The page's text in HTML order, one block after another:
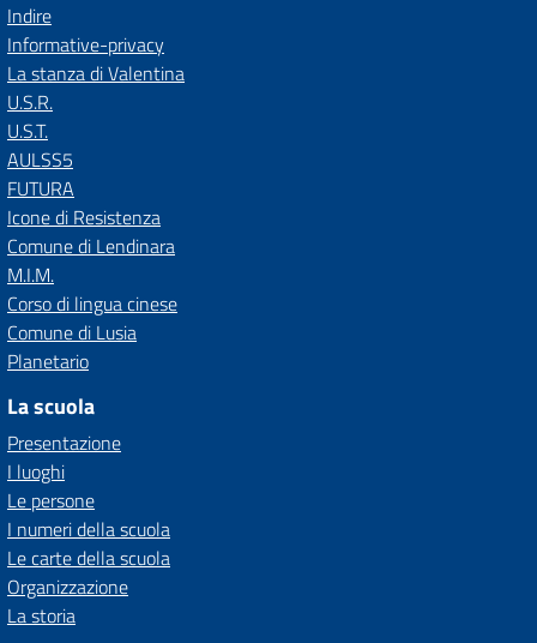
Indire
Informative-privacy
La stanza di Valentina
U.S.R.
U.S.T.
AULSS5
FUTURA
Icone di Resistenza
Comune di Lendinara
M.I.M.
Corso di lingua cinese
Comune di Lusia
Planetario
La scuola
Presentazione
I luoghi
Le persone
I numeri della scuola
Le carte della scuola
Organizzazione
La storia